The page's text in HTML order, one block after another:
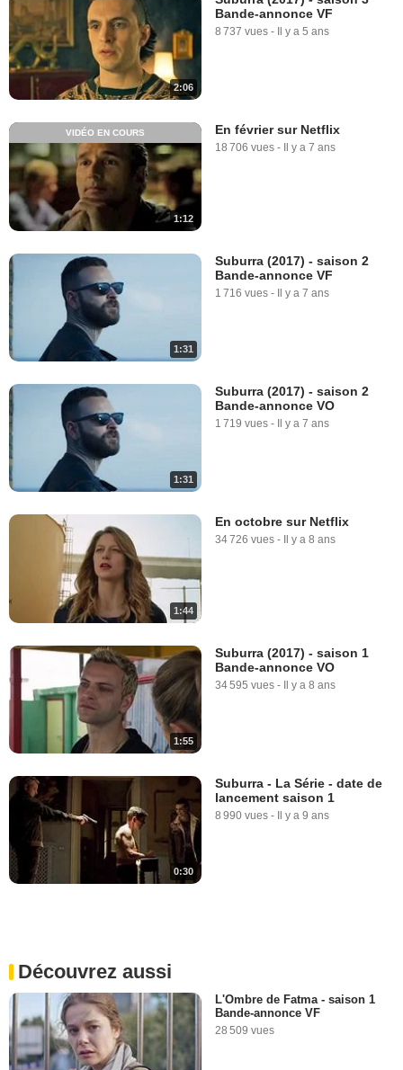
2:06
Bande-annonce VF
8 737 vues - Il y a 5 ans
1:12
VIDÉO EN COURS En février sur Netflix
18 706 vues - Il y a 7 ans
1:31
Suburra (2017) - saison 2
Bande-annonce VF
1 716 vues - Il y a 7 ans
1:31
Suburra (2017) - saison 2
Bande-annonce VO
1 719 vues - Il y a 7 ans
1:44
En octobre sur Netflix
34 726 vues - Il y a 8 ans
1:55
Suburra (2017) - saison 1
Bande-annonce VO
34 595 vues - Il y a 8 ans
0:30
Suburra - La Série - date de
lancement saison 1
8 990 vues - Il y a 9 ans
Découvrez aussi
L'Ombre de Fatma - saison 1
Bande-annonce VF
28 509 vues